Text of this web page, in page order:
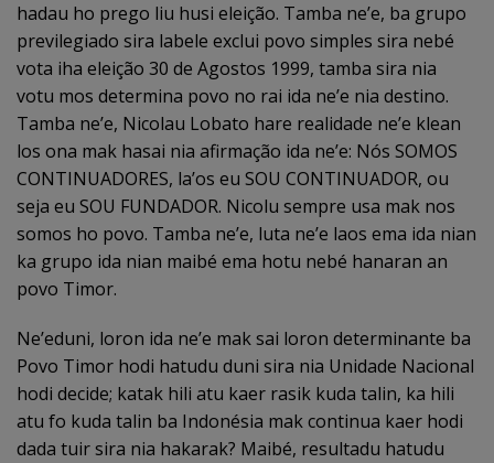
hadau ho prego liu husi eleição. Tamba ne’e, ba grupo
previlegiado sira labele exclui povo simples sira nebé
vota iha eleição 30 de Agostos 1999, tamba sira nia
votu mos determina povo no rai ida ne’e nia destino.
Tamba ne’e, Nicolau Lobato hare realidade ne’e klean
los ona mak hasai nia afirmação ida ne’e: Nós SOMOS
CONTINUADORES, la’os eu SOU CONTINUADOR, ou
seja eu SOU FUNDADOR. Nicolu sempre usa mak nos
somos ho povo. Tamba ne’e, luta ne’e laos ema ida nian
ka grupo ida nian maibé ema hotu nebé hanaran an
povo Timor.
Ne’eduni, loron ida ne’e mak sai loron determinante ba
Povo Timor hodi hatudu duni sira nia Unidade Nacional
hodi decide; katak hili atu kaer rasik kuda talin, ka hili
atu fo kuda talin ba Indonésia mak continua kaer hodi
dada tuir sira nia hakarak? Maibé, resultadu hatudu